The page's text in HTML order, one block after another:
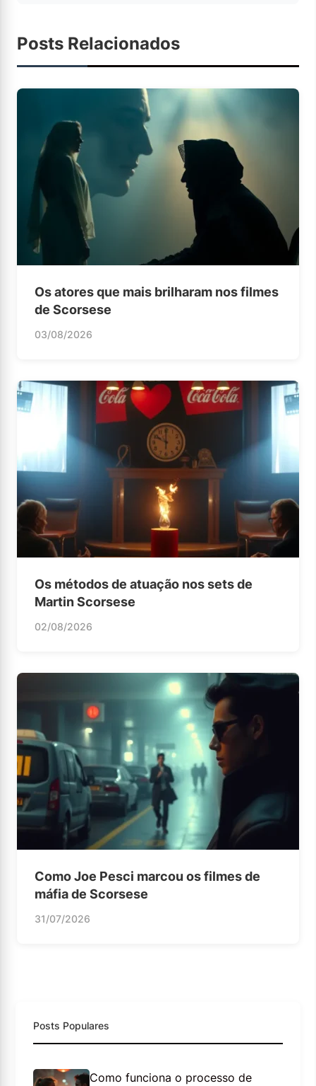
Posts Relacionados
Os atores que mais brilharam nos filmes
de Scorsese
03/08/2026
Os métodos de atuação nos sets de
Martin Scorsese
02/08/2026
Como Joe Pesci marcou os filmes de
máfia de Scorsese
31/07/2026
Posts Populares
Como funciona o processo de